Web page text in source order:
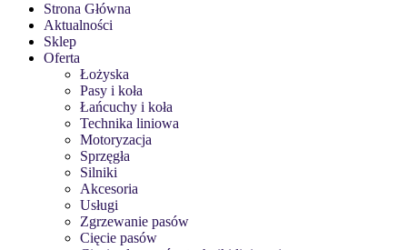
Strona Główna
Aktualności
Sklep
Oferta
Łożyska
Pasy i koła
Łańcuchy i koła
Technika liniowa
Motoryzacja
Sprzęgła
Silniki
Akcesoria
Usługi
Zgrzewanie pasów
Cięcie pasów